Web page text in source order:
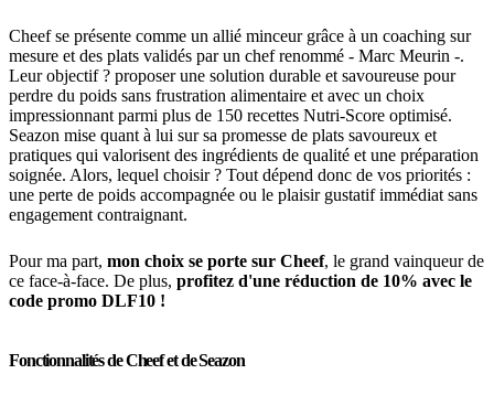
Cheef se présente comme un allié minceur grâce à un coaching sur
mesure et des plats validés par un chef renommé - Marc Meurin -.
Leur objectif ? proposer une solution durable et savoureuse pour
perdre du poids sans frustration alimentaire et avec un choix
impressionnant parmi plus de 150 recettes Nutri-Score optimisé.
Seazon mise quant à lui sur sa promesse de plats savoureux et
pratiques qui valorisent des ingrédients de qualité et une préparation
soignée. Alors, lequel choisir ? Tout dépend donc de vos priorités :
une perte de poids accompagnée ou le plaisir gustatif immédiat sans
engagement contraignant.
Pour ma part, mon choix se porte sur Cheef, le grand vainqueur de
ce face-à-face. De plus, profitez d'une réduction de 10% avec le
code promo DLF10 !
Fonctionnalités de Cheef et de Seazon